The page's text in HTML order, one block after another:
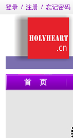
登录/ 注册/ 忘记密码
首 页